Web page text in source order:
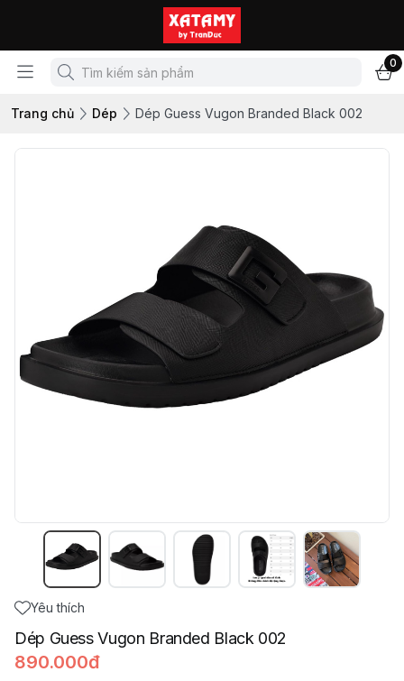
0
Trang chủ Dép Dép Guess Vugon Branded Black 002
Yêu thích
Dép Guess Vugon Branded Black 002
890.000đ